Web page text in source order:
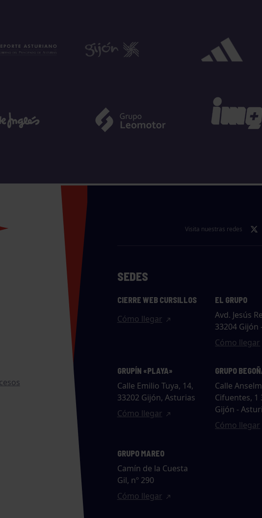
Visita nuestras redes
SEDES
CIERRE WEB CURSILLOS
Cómo llegar
EL GRUPO
Avd. Jesús
33204 Gijón
Cómo llegar
GRUPÍN «PLAYA»
Calle Emilio Tuya, 14,
33202 Gijón, Asturias
Cómo llegar
GRUPO
Calle
Cifuentes, 1
Gijón -
Cómo llegar
GRUPO MAREO
Camín de la Cuesta
Gil, nº 290
Cómo llegar